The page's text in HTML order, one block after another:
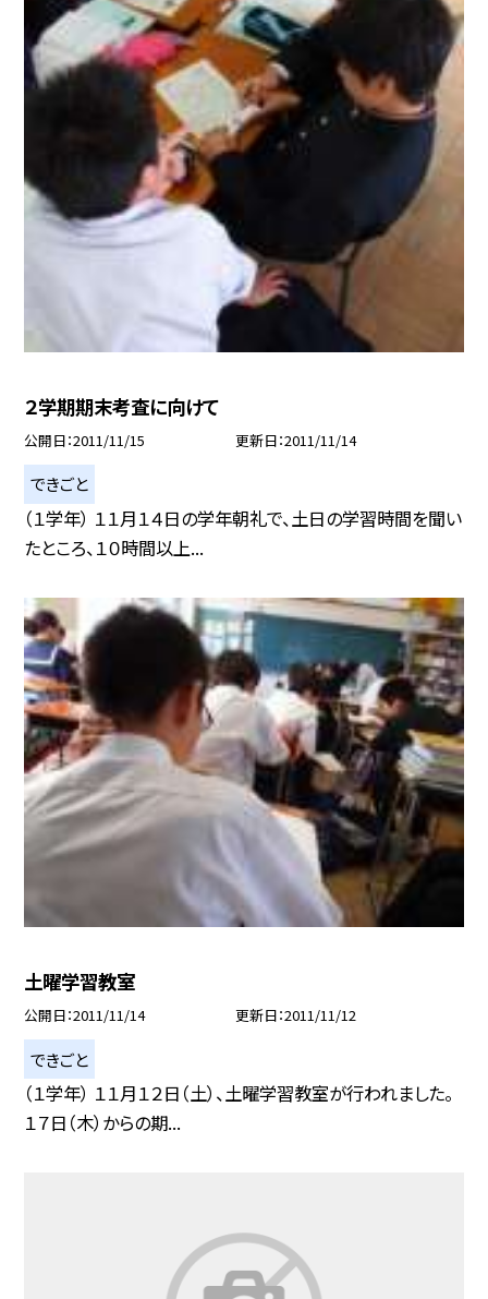
２学期期末考査に向けて
公開日 2011/11/15 更新日 2011/11/14
できごと
（１学年） １１月１４日の学年朝礼で、土日の学習時間を聞い
たところ、１０時間以上...
土曜学習教室
公開日 2011/11/14 更新日 2011/11/12
できごと
（１学年） １１月１２日（土）、土曜学習教室が行われました。
１７日（木）からの期...